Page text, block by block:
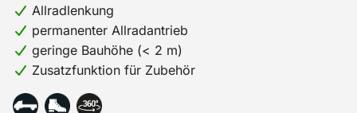
Allradlenkung
permanenter Allradantrieb
geringe Bauhöhe (< 2 m)
Zusatzfunktion für Zubehör